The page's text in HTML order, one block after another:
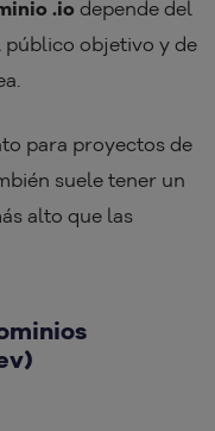
.io depende del
público objetivo y de
para proyectos de
suele tener un
alto que las